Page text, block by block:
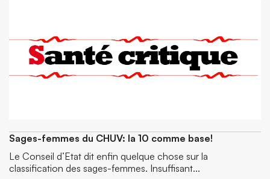
Sages-femmes du CHUV: la 10 comme base!
Le Conseil d’Etat dit enfin quelque chose sur la
classification des sages-femmes. Insuffisant...